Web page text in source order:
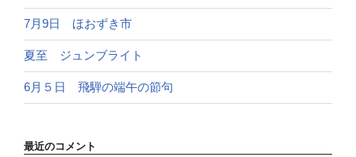
7月9日 ほおずき市
夏至 ジュンブライト
6月５日 飛騨の端午の節句
最近のコメント